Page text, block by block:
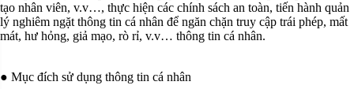
tạo nhân viên, v.v…, thực hiện các chính sách an toàn, tiến hành quản
lý nghiêm ngặt thông tin cá nhân để ngăn chặn truy cập trái phép, mất
mát, hư hỏng, giả mạo, rò rỉ, v.v… thông tin cá nhân.
● Mục đích sử dụng thông tin cá nhân